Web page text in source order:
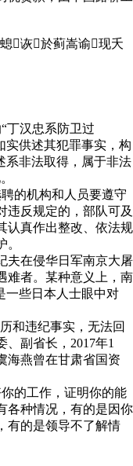
诙於蓟嵩谕现夭
“丁汉忠系防卫过
实供述其犯罪事实，构
非法取得，属于非法
选聘的机构和人员要遵守
违反规定的，部队可及
真作出整改、依法规
。
夫在侵华日军南京大屠
。某种意义上，南
一些日本人士眼中对
违纪事实，无法回
省长，2017年1
。虞海燕曾在甘肃省国资
你的工作，证明你的能
各种情况，有的是因你
，有的是领导不了解情